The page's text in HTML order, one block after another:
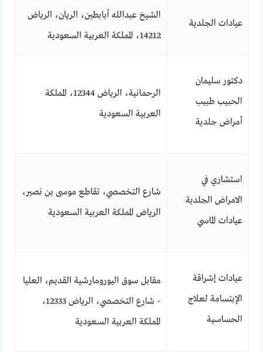
عيادات الجلدية
الشيخ عبدالله أبابطين، الريان، الرياض
14212، المملكة العربية السعودية
دكتور سليمان
الحبيب طبيب
أمراض جلدية
الرحمانية، الرياض 12344، المملكة
العربية السعودية
استشاري في
الامراض الجلدية
عيادات الماسي
شارع التخصصي، تقاطع موسى بن نصير،
الرياض المملكة العربية السعودية
عيادات إشراقة
الإبتسامة لعلاج
الحساسية
مقابل سوق اليورومارشية القديم، العليا
– شارع التخصصي، الرياض 12333،
المملكة العربية السعودية